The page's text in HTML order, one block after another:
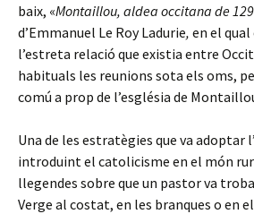
baix, «Montaillou, aldea occitana de
d’Emmanuel Le Roy Ladurie, en el
l’estreta relació que existia entre
habituals les reunions sota els oms,
comú a prop de l’església de
Una de les estratègies que va adoptar
introduint el catolicisme en el món
llegendes sobre que un pastor va
Verge al costat, en les branques o en